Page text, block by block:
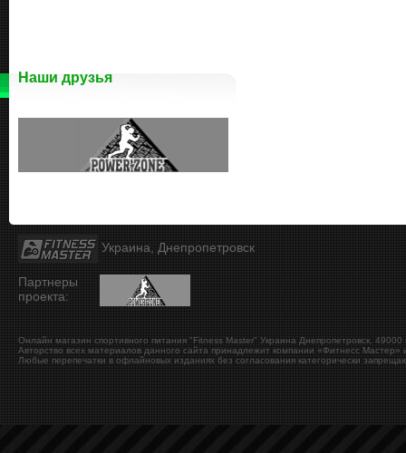
Наши друзья
Украина, Днепропетровск
Партнеры
проекта:
Онлайн магазин спортивного питания "Fitness Master" Украина Днепропетровск, 49000
Авторство всех материалов данного сайта принадлежит компании «Фитнесс Мастер»
Любые перепечатки в офлайновых изданиях без согласования категорически